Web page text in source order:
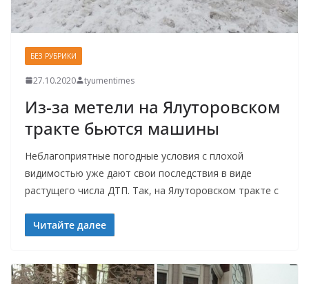
БЕЗ РУБРИКИ
27.10.2020 tyumentimes
Из-за метели на Ялуторовском
тракте бьются машины
Неблагоприятные погодные условия с плохой
видимостью уже дают свои последствия в виде
растущего числа ДТП. Так, на Ялуторовском тракте с
Читайте далее